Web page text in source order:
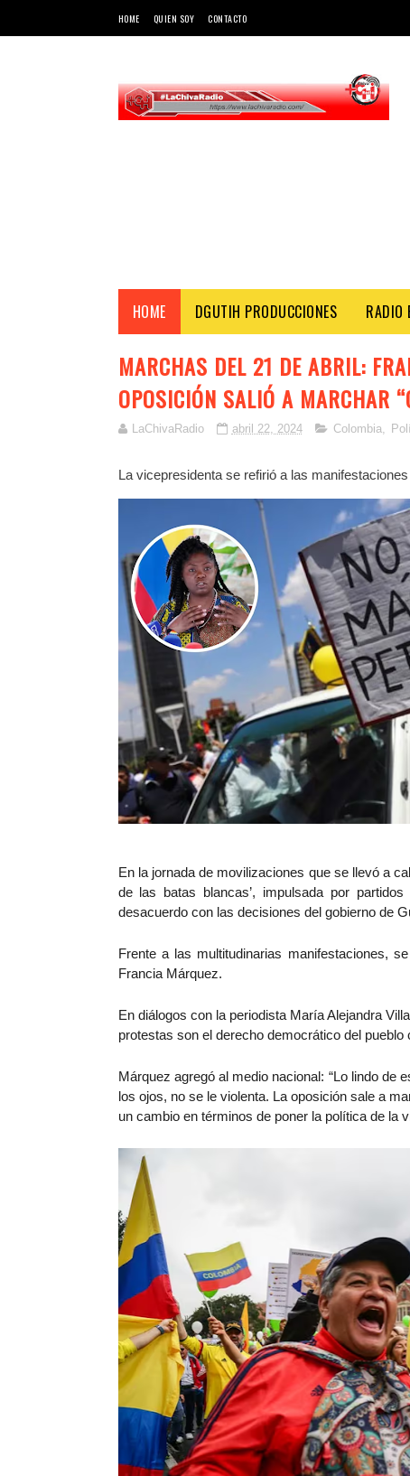
HOME QUIEN SOY CONTACTO
HOME DGUTIH PRODUCCIONES RADIO
MARCHAS DEL 21 DE ABRIL:
OPOSICIÓN SALIÓ A MARCHAR
LaChivaRadio abril 22, 2024 Colombia,
La vicepresidenta se refirió a las
En la jornada de movilizaciones que se llevó a
de las batas blancas’, impulsada por
desacuerdo con las decisiones del gobierno de
Frente a las multitudinarias manifestaciones,
Francia Márquez.
En diálogos con la periodista María Alejandra
protestas son el derecho democrático del pueblo
Márquez agregó al medio nacional: “Lo lindo de
los ojos, no se le violenta. La oposición sale a
un cambio en términos de poner la política de la